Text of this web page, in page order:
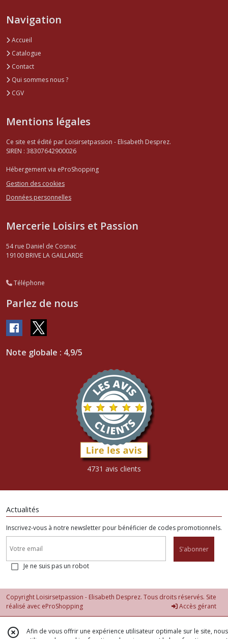
Navigation
Accueil
Catalogue
Contact
Qui sommes nous ?
CGV
Mentions légales
Ce site est édité par Loisirsetpassion - Elisabeth Desprez.
SIREN : 38307642900026
Hébergement via eProShopping
Gestion des cookies
Données personnelles
Mercerie Loisirs et Passion
54 rue Daniel de Cosnac
19100 BRIVE LA GAILLARDE
Téléphone
Parlez de nous
Note globale : 4,9/5
4731 avis clients
Actualités
Inscrivez-vous à notre newsletter pour bénéficier de codes promotionnels.
S'abonner
Je ne suis pas un robot
Copyright Loisirsetpassion - Elisabeth Desprez. Tous droits réservés. Site
réalisé avec eProShopping Accès gérant
Afin de vous offrir une expérience utilisateur optimale sur le site, nous